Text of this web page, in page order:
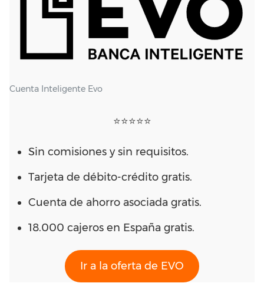
Cuenta Inteligente Evo
⭐⭐⭐⭐⭐
Sin comisiones y sin requisitos.
Tarjeta de débito-crédito gratis.
Cuenta de ahorro asociada gratis.
18.000 cajeros en España gratis.
Ir a la oferta de EVO